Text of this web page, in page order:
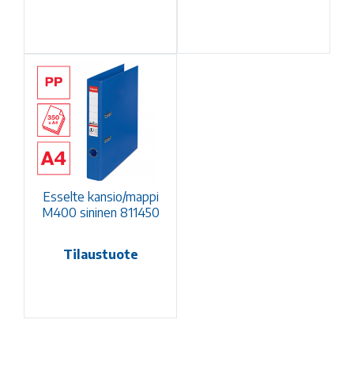
Esselte kansio/mappi
M400 sininen 811450
Tilaustuote